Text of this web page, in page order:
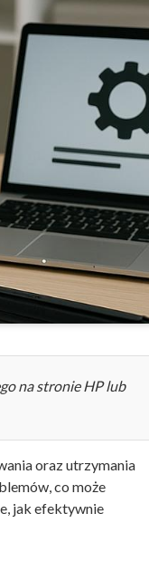
na stronie HP lub
oraz utrzymania
co może
jak efektywnie